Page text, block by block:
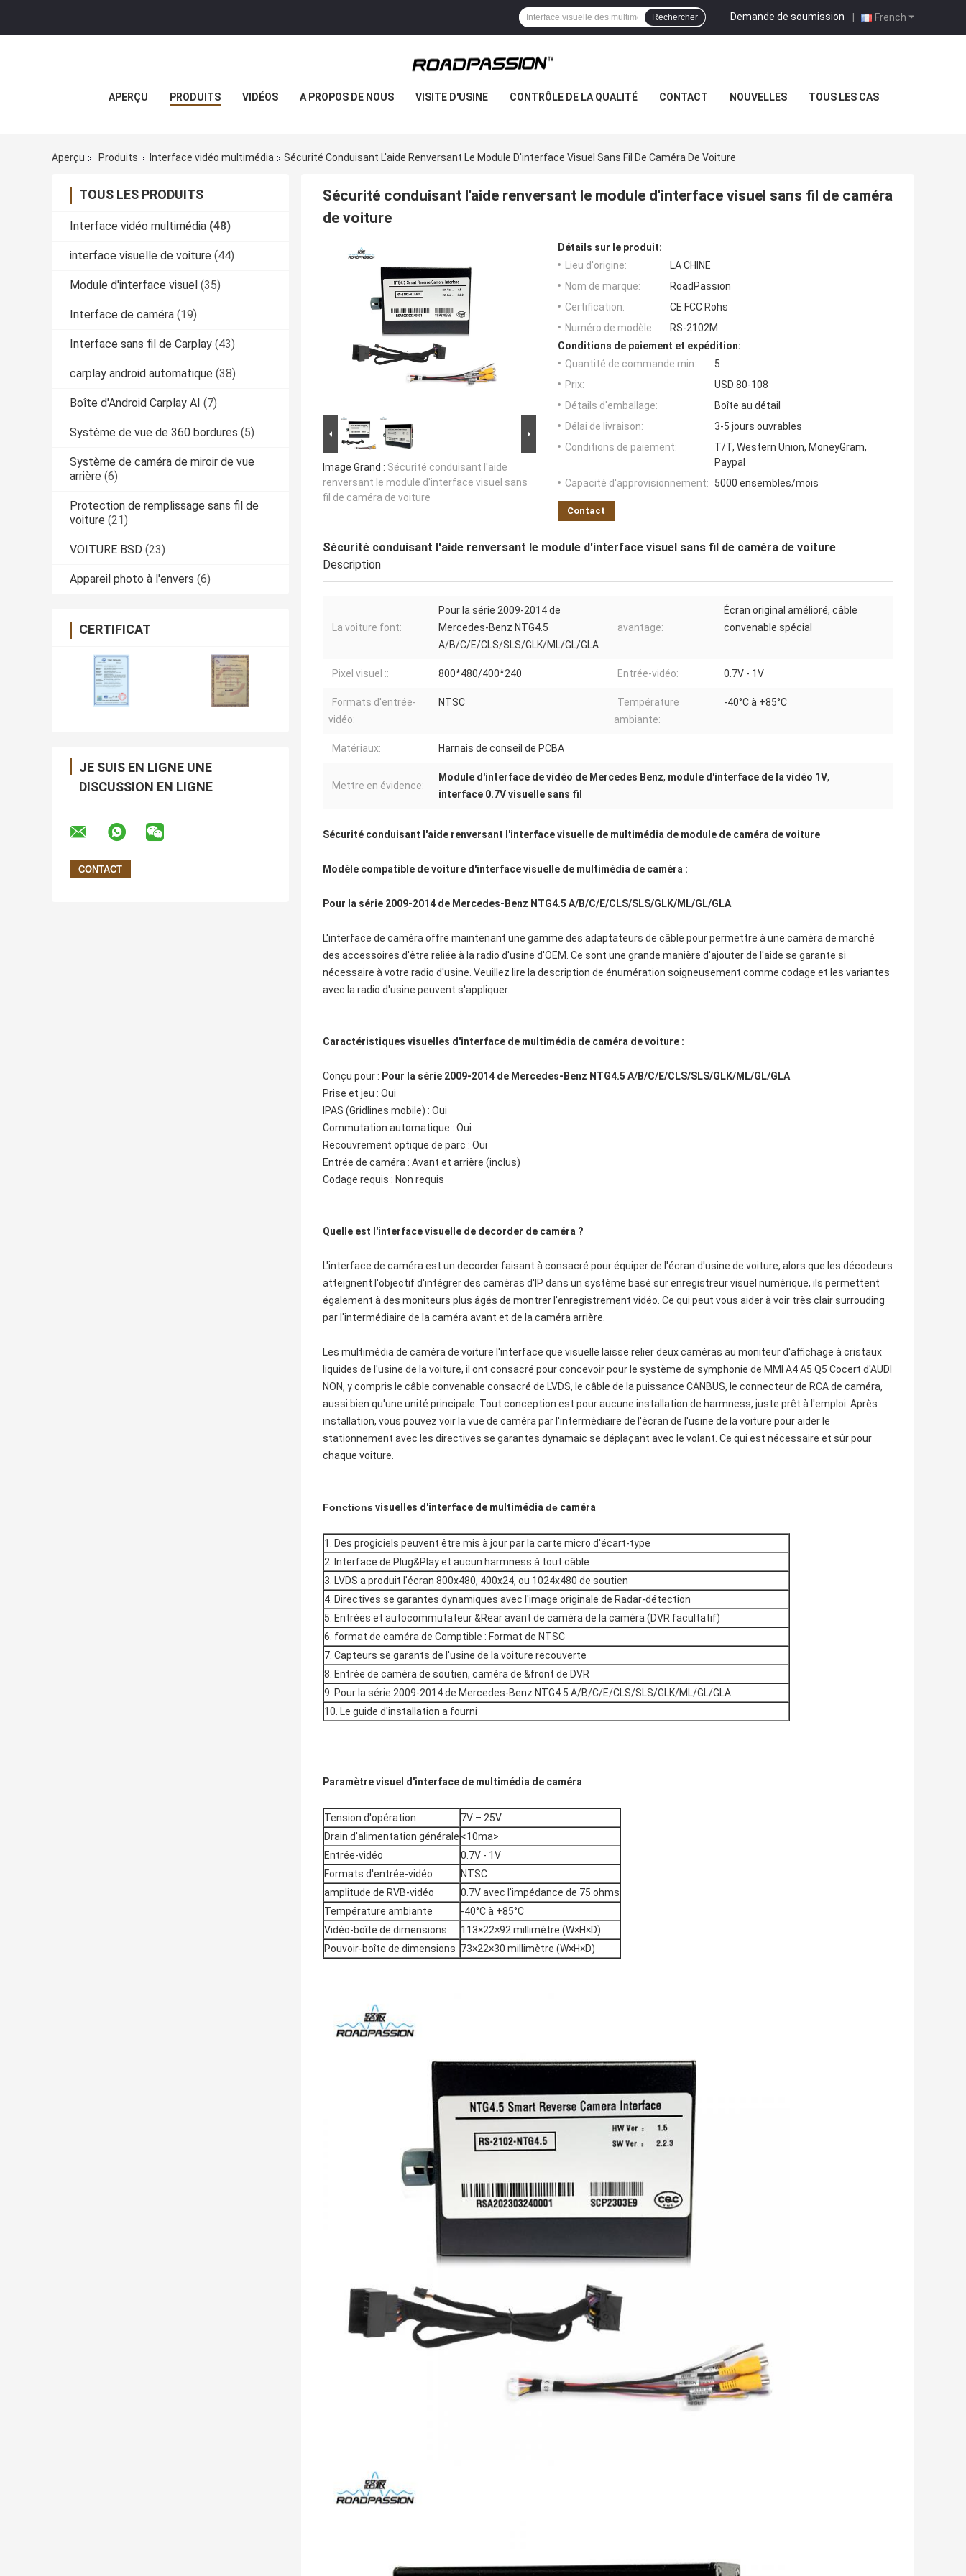
French
Demande de soumission |
Rechercher
APERÇU PRODUITS VIDÉOS A PROPOS DE NOUS VISITE D'USINE CONTRÔLE DE LA QUALITÉ CONTACT NOUVELLES TOUS LES CAS
Aperçu Produits Interface vidéo multimédia Sécurité Conduisant L'aide Renversant Le Module D'interface Visuel Sans Fil De Caméra De Voiture
TOUS LES PRODUITS
Interface vidéo multimédia (48)
interface visuelle de voiture (44)
Module d'interface visuel (35)
Interface de caméra (19)
Interface sans fil de Carplay (43)
carplay android automatique (38)
Boîte d'Android Carplay AI (7)
Système de vue de 360 bordures (5)
Système de caméra de miroir de vue
arrière (6)
Protection de remplissage sans fil de
voiture (21)
VOITURE BSD (23)
Appareil photo à l'envers (6)
CERTIFICAT
JE SUIS EN LIGNE UNE
DISCUSSION EN LIGNE
Sécurité conduisant l'aide renversant le module d'interface visuel sans fil de caméra
de voiture
Image Grand : Sécurité conduisant l'aide
renversant le module d'interface visuel sans
fil de caméra de voiture
Détails sur le produit:
Lieu d'origine:
LA CHINE
Nom de marque:
RoadPassion
Certification:
CE FCC Rohs
Numéro de modèle:
RS-2102M
Conditions de paiement et expédition:
Quantité de commande min:
5
Prix:
USD 80-108
Détails d'emballage:
Boîte au détail
Délai de livraison:
3-5 jours ouvrables
Conditions de paiement:
T/T, Western Union, MoneyGram,
Paypal
Capacité d'approvisionnement:
5000 ensembles/mois
Contact
Sécurité conduisant l'aide renversant le module d'interface visuel sans fil de caméra de voiture
Description
La voiture font:
Pour la série 2009-2014 de
Mercedes-Benz NTG4.5
A/B/C/E/CLS/SLS/GLK/ML/GL/GLA
avantage:
Écran original amélioré, câble
convenable spécial
Pixel visuel :: 800*480/400*240 Entrée-vidéo: 0.7V - 1V
Formats d'entrée-
vidéo:
NTSC
Température
ambiante:
-40°C à +85°C
Matériaux: Harnais de conseil de PCBA
Mettre en évidence:
Module d'interface de vidéo de Mercedes Benz, module d'interface de la vidéo 1V,
interface 0.7V visuelle sans fil
Sécurité conduisant l'aide renversant l'interface visuelle de multimédia de module de caméra de voiture
Modèle compatible devoiture d'interface visuelle de multimédia de caméra :
Pour la série 2009-2014 de Mercedes-Benz NTG4.5 A/B/C/E/CLS/SLS/GLK/ML/GL/GLA
L'interface de caméra offre maintenant une gamme des adaptateurs de câble pour permettre à une caméra de marché
des accessoires d'être reliée à la radio d'usine d'OEM. Ce sont une grande manière d'ajouter de l'aide se garante si
nécessaire à votre radio d'usine. Veuillez lire la description de énumération soigneusement comme codage et les variantes
avec la radio d'usine peuvent s'appliquer.
Caractéristiques visuelles d'interface de multimédia de caméra de voiture :
Conçu pour : Pour la série 2009-2014 de Mercedes-Benz NTG4.5 A/B/C/E/CLS/SLS/GLK/ML/GL/GLA
Prise et jeu : Oui
IPAS (Gridlines mobile) : Oui
Commutation automatique : Oui
Recouvrement optique de parc : Oui
Entrée de caméra : Avant et arrière (inclus)
Codage requis : Non requis
Quelle est l'interface visuelle de decorder de caméra ?
L'interface de caméra est un decorder faisant à consacré pour équiper de l'écran d'usine de voiture, alors que les décodeurs
atteignent l'objectif d'intégrer des caméras d'IP dans un système basé sur enregistreur visuel numérique, ils permettent
également à des moniteurs plus âgés de montrer l'enregistrement vidéo. Ce qui peut vous aider à voir très clair surrouding
par l'intermédiaire de la caméra avant et de la caméra arrière.
Les multimédia de caméra de voiture l'interface que visuelle laisse relier deux caméras au moniteur d'affichage à cristaux
liquides de l'usine de la voiture, il ont consacré pour concevoir pour le système de symphonie de MMI A4 A5 Q5 Cocert d'AUDI
NON, y compris le câble convenable consacré de LVDS, le câble de la puissance CANBUS, le connecteur de RCA de caméra,
aussi bien qu'une unité principale. Tout conception est pour aucune installation de harmness, juste prêt à l'emploi. Après
installation, vous pouvez voir la vue de caméra par l'intermédiaire de l'écran de l'usine de la voiture pour aider le
stationnement avec les directives se garantes dynamaic se déplaçant avec le volant. Ce qui est nécessaire et sûr pour
chaque voiture.
Fonctions visuelles d'interface de multimédiade caméra
1. Des progiciels peuvent être mis à jour par la carte micro d'écart-type
2. Interface de Plug&Play et aucun harmness à tout câble
3. LVDS a produit l'écran 800x480, 400x24, ou 1024x480 de soutien
4. Directives se garantes dynamiques avec l'image originale de Radar-détection
5. Entrées et autocommutateur &Rear avant de caméra de la caméra (DVR facultatif)
6. format de caméra de Comptible : Format de NTSC
7. Capteurs se garants de l'usine de la voiture recouverte
8. Entrée de caméra de soutien, caméra de &front de DVR
9. Pour la série 2009-2014 de Mercedes-Benz NTG4.5 A/B/C/E/CLS/SLS/GLK/ML/GL/GLA
10. Le guide d'installation a fourni
Paramètre visuel d'interface de multimédia de caméra
Tension d'opération
7V – 25V
Drain d'alimentation générale <10ma>
Entrée-vidéo
0.7V - 1V
Formats d'entrée-vidéo
NTSC
amplitude de RVB-vidéo
0.7V avec l'impédance de 75 ohms
Température ambiante
-40°C à +85°C
Vidéo-boîte de dimensions
113×22×92 millimètre (W×H×D)
Pouvoir-boîte de dimensions 73×22×30 millimètre (W×H×D)